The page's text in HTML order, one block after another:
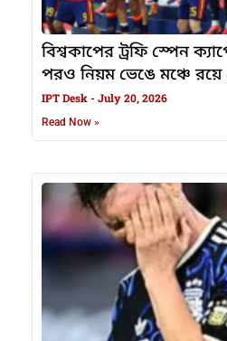
বিশ্বকাপের ট্রফি স্পেন
পরও নিয়ম ভেঙে মঞ্চে রয়ে
IPT Desk July 20, 2026
Read Now »